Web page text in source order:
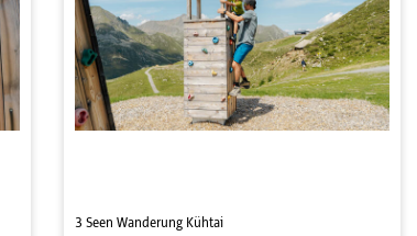
3 Seen Wanderung Kühtai